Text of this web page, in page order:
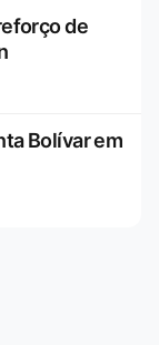
de
Bolívar em